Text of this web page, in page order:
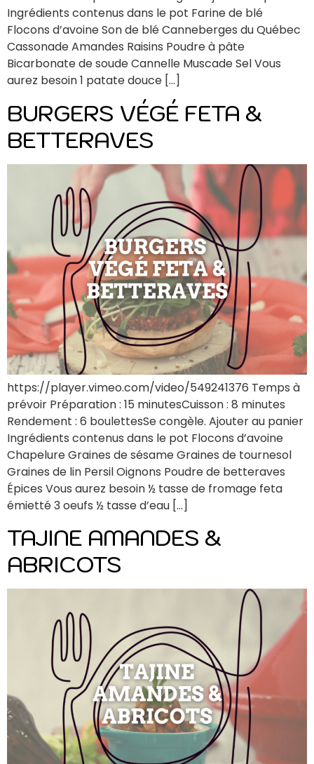
Ingrédients contenus dans le pot Farine de blé
Flocons d’avoine Son de blé Canneberges du Québec
Cassonade Amandes Raisins Poudre à pâte
Bicarbonate de soude Cannelle Muscade Sel Vous
aurez besoin 1 patate douce […]
BURGERS VÉGÉ FETA &
BETTERAVES
https://player.vimeo.com/video/549241376 Temps à
prévoir Préparation : 15 minutesCuisson : 8 minutes
Rendement : 6 boulettesSe congèle. Ajouter au panier
Ingrédients contenus dans le pot Flocons d’avoine
Chapelure Graines de sésame Graines de tournesol
Graines de lin Persil Oignons Poudre de betteraves
Épices Vous aurez besoin ½ tasse de fromage feta
émietté 3 oeufs ½ tasse d’eau […]
TAJINE AMANDES &
ABRICOTS